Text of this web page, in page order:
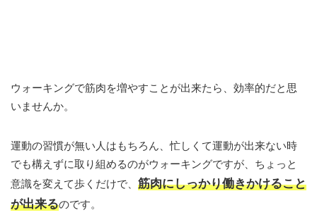
ウォーキングで筋肉を増やすことが出来たら、効率的だと思
いませんか。
運動の習慣が無い人はもちろん、忙しくて運動が出来ない時
でも構えずに取り組めるのがウォーキングですが、ちょっと
意識を変えて歩くだけで、 筋肉にしっかり働きかけること
が出来るのです。